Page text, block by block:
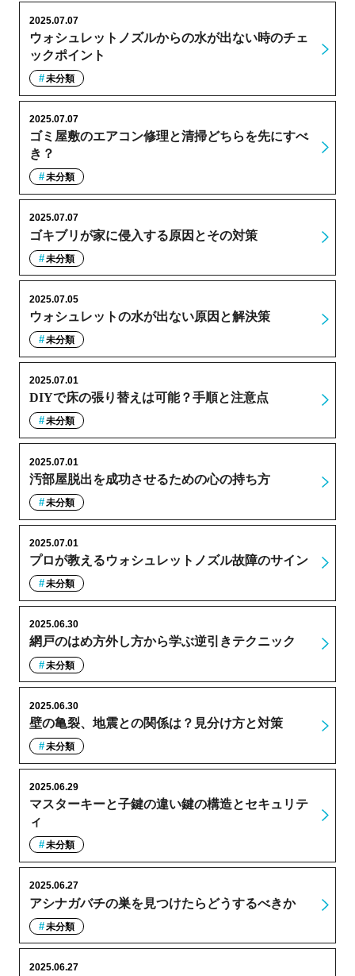
ウォシュレットノズルからの水が出ない時のチェ
ックポイント
2025.07.07
未分類
ゴミ屋敷のエアコン修理と清掃どちらを先にすべ
き？
2025.07.07
未分類
ゴキブリが家に侵入する原因とその対策
2025.07.07
未分類
ウォシュレットの水が出ない原因と解決策
2025.07.05
未分類
DIYで床の張り替えは可能？手順と注意点
2025.07.01
未分類
汚部屋脱出を成功させるための心の持ち方
2025.07.01
未分類
プロが教えるウォシュレットノズル故障のサイン
2025.07.01
未分類
網戸のはめ方外し方から学ぶ逆引きテクニック
2025.06.30
未分類
壁の亀裂、地震との関係は？見分け方と対策
2025.06.30
未分類
マスターキーと子鍵の違い鍵の構造とセキュリテ
ィ
2025.06.29
未分類
アシナガバチの巣を見つけたらどうするべきか
2025.06.27
未分類
2025.06.27